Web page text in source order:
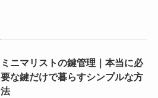
ミニマリストの鍵管理｜本当に必
要な鍵だけで暮らすシンプルな方
法